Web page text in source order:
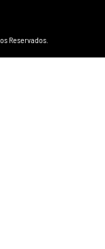
Reservados.